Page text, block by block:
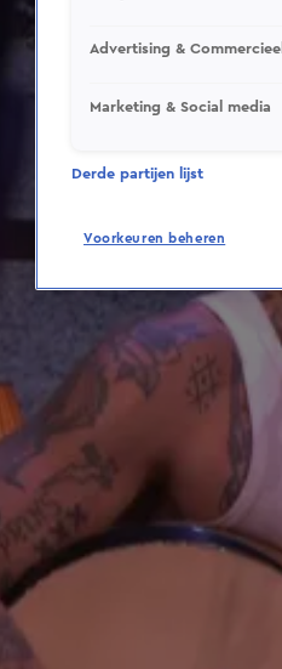
Advertising & Commercieel
Marketing & Social media
Derde partijen lijst
Voorkeuren beheren